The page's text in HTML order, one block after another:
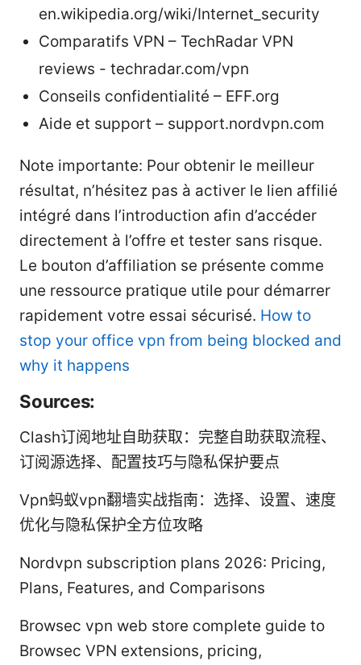
en.wikipedia.org/wiki/Internet_security
Comparatifs VPN – TechRadar VPN
reviews - techradar.com/vpn
Conseils confidentialité – EFF.org
Aide et support – support.nordvpn.com
Note importante: Pour obtenir le meilleur
résultat, n’hésitez pas à activer le lien affilié
intégré dans l’introduction afin d’accéder
directement à l’offre et tester sans risque.
Le bouton d’affiliation se présente comme
une ressource pratique utile pour démarrer
rapidement votre essai sécurisé. How to
stop your office vpn from being blocked and
why it happens
Sources:
Clash订阅地址自助获取：完整自助获取流程、
订阅源选择、配置技巧与隐私保护要点
Vpn蚂蚁vpn翻墙实战指南：选择、设置、速度
优化与隐私保护全方位攻略
Nordvpn subscription plans 2026: Pricing,
Plans, Features, and Comparisons
Browsec vpn web store complete guide to
Browsec VPN extensions, pricing,